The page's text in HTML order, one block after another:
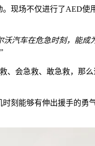
现场不仅进行了AED
汽车在危急时刻，能成
、会急救、敢急救，那
刻能够有伸出援手的勇